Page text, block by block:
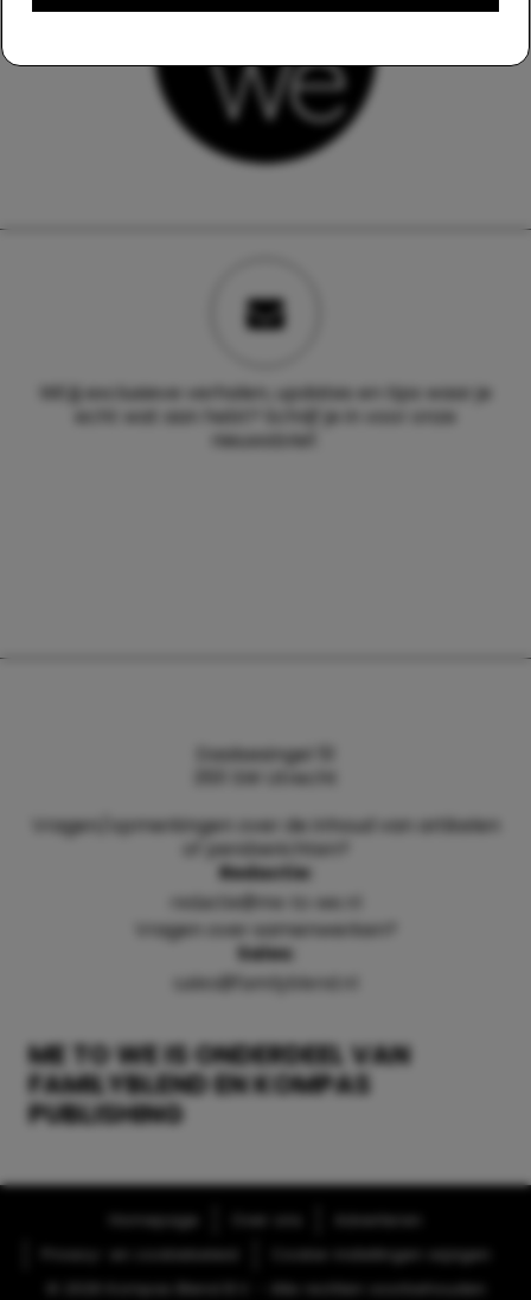
Wil jij exclusieve verhalen, updates en tips waar je
echt wat aan hebt? Schrijf je in voor onze
nieuwsbrief.
ME TO WE IS ONDERDEEL VAN
FAMILYBLEND EN KOMPAS
PUBLISHING
Daalsesingel 51
3511 SW Utrecht
Vragen/opmerkingen over de inhoud van artikelen
of persberichten?
Redactie:
redactie@me-to-we.nl
Vragen over samenwerken?
Sales:
sales@familyblend.nl
Homepage